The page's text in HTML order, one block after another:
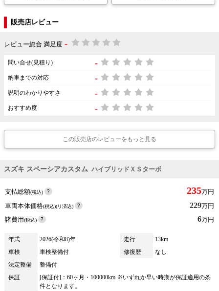
販売店レビュー
レビュー総合 満足度 -
問い合せ(見積り) -
納車までの対応 -
説明のわかりやすさ -
おすすめ度 -
この販売店のレビューをもっと見る
スズキ スペーシアカスタム ハイブリッドＸＳターボ
支払総額(税込) 235万円
車両本体価格(税込)(リ済込) 229万円
諸費用(税込) 6万円
年式 2026(令和8)年 走行
13km
車検
車検整備付 修復歴
なし
法定整備
整備付
保証
[保証付]：60ヶ月・100000km ※いずれか早い時期が保証適用の条
件となります。